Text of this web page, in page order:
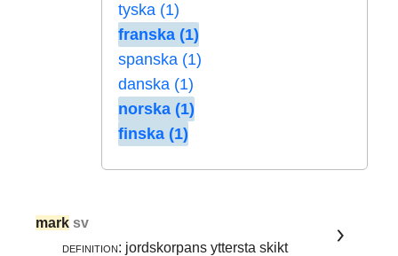
tyska (1)
franska (1)
spanska (1)
danska (1)
norska (1)
finska (1)
mark sv
definition: jordskorpans yttersta skikt